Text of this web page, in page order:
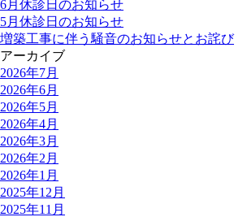
6月休診日のお知らせ
5月休診日のお知らせ
増築工事に伴う騒音のお知らせとお詫び
アーカイブ
2026年7月
2026年6月
2026年5月
2026年4月
2026年3月
2026年2月
2026年1月
2025年12月
2025年11月